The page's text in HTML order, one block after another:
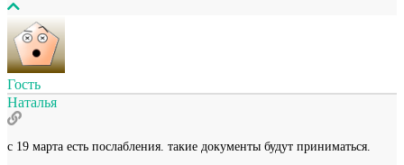
Гость
Наталья
с 19 марта есть послабления. такие документы будут приниматься.